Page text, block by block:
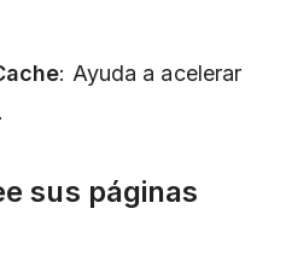
: Ayuda a acelerar
sus páginas